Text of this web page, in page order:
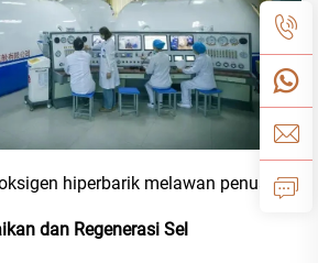
hiperbarik melawan penuaan
dan Regenerasi Sel